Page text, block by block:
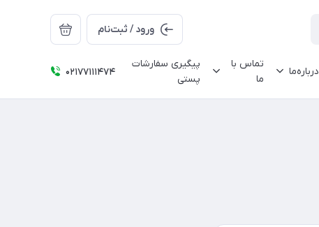
ورود / ثبت‌نام
درباره‌ما
تماس با
ما
پیگیری سفارشات
پستی
02177111474